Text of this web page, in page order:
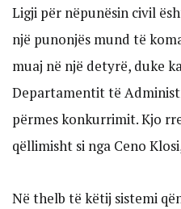
Ligji për nëpunësin civil
një punonjës mund të
muaj në një detyrë, duke
Departamentit të
përmes konkurrimit. Kjo
qëllimisht si nga Ceno
Në thelb të këtij sistemi